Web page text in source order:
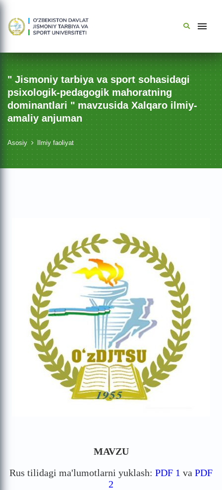
" Jismoniy tarbiya va sport sohasidagi
psixologik-pedagogik mahoratning
dominantlari " mavzusida Xalqaro ilmiy-
amaliy anjuman
Asosiy Ilmiy faoliyat
MAVZU
Rus tilidagi ma'lumotlarni yuklash: PDF 1 va PDF
2